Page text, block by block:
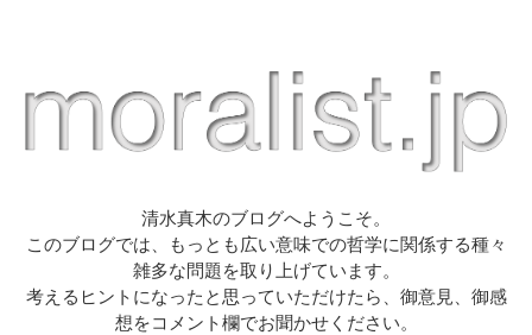
清水真木のブログへようこそ。
このブログでは、もっとも広い意味での哲学に関係する種々
雑多な問題を取り上げています。
考えるヒントになったと思っていただけたら、御意見、御感
想をコメント欄でお聞かせください。